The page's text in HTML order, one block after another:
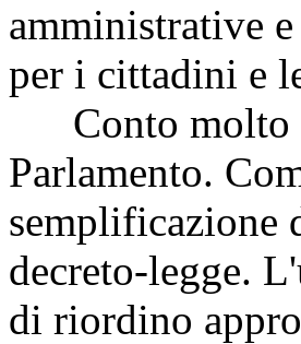
amministrative
per i cittadini e
Conto molto
Parlamento.
semplificazione
decreto-legge.
di riordino